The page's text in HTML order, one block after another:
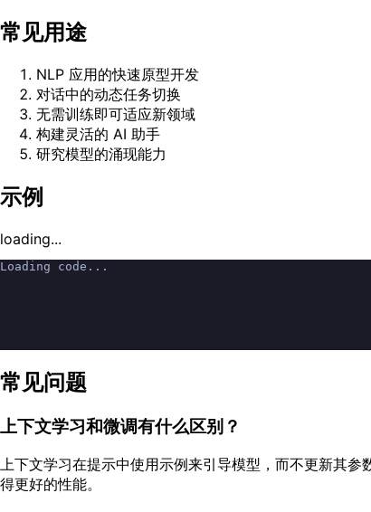
常见用途
NLP 应用的快速原型开发
对话中的动态任务切换
无需训练即可适应新领域
构建灵活的 AI 助手
研究模型的涌现能力
示例
loading...
Loading code...
常见问题
上下文学习和微调有什么区别？
上下文学习在提示中使用示例来引导模型，而不更新其
得更好的性能。